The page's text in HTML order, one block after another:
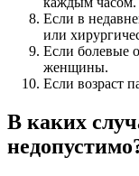
Если в
или
Если болевые
женщины.
Если возраст
В каких